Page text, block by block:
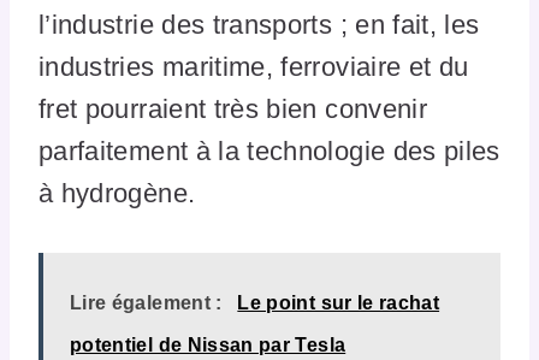
l’industrie des transports ; en fait, les
industries maritime, ferroviaire et du
fret pourraient très bien convenir
parfaitement à la technologie des piles
à hydrogène.
Lire également : Le point sur le rachat
potentiel de Nissan par Tesla